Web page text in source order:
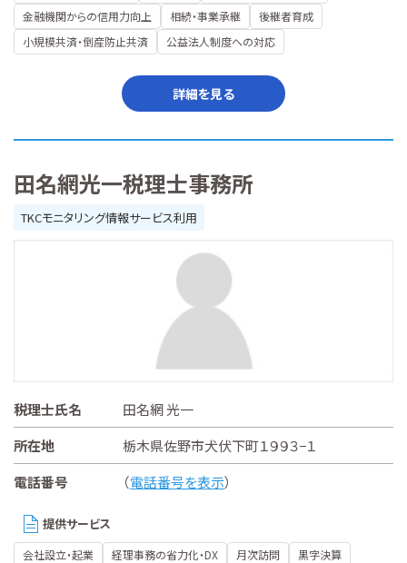
金融機関からの信用力向上
相続・事業承継
後継者育成
小規模共済・倒産防止共済
公益法人制度への対応
詳細を見る
田名網光一税理士事務所
TKCモニタリング情報サービス利用
税理士氏名
田名網 光一
所在地
栃木県佐野市犬伏下町１９９３−１
電話番号
（電話番号を表示）
提供サービス
会社設立・起業 経理事務の省力化・DX 月次訪問 黒字決算